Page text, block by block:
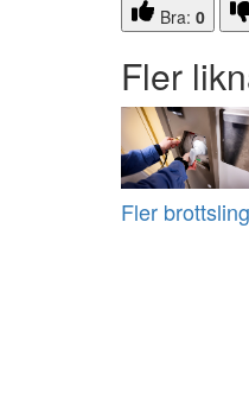
Bra: 0
Fler
Fler